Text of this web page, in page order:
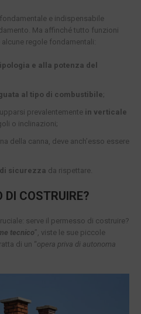
e indispensabile
Ma affinché tutto funzioni
regole fondamentali:
e alla potenza del
al tipo di combustibile;
prevalentemente in verticale
o inclinazioni;
della canna, deve anch’esso essere
sicurezza da rispettare.
DI COSTRUIRE?
serve il permesso di costruire?
tecnico”, viste le sue piccole
di un “opera priva di autonoma